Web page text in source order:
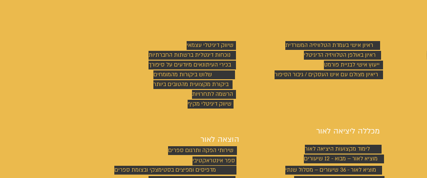
שיווק דיגיטלי עצמאי
נוכחות דיגטלית ברשתות החברתיות
בכירי העיתונאים מיודעים על סיפורך
שלוש ביקורות מהמומחים
ראיון אישי בעמדת הטלוויזיה המשרדית
ראיון באולפן הטלוויזיה הדיגיטלי
ייעוץ אישי לבניית פורמט
ריאיון מצולם עם איש העסקים / גיבור הסיפור
ביקורת מקצועית מהטובים ביותר
הרשמה לתחרויות
שיווק דיגיטלי מקיף
הוצאה לאור
שירותי הפקה ותרגום ספרים
ספר אינטראקטיבי
מדפיסים ומפיצים בסטימצקי ובצומת ספרים
מכללה ליציאה לאור
לימוד מקצועות היציאה לאור
מוציא לאור – מבוא - 12 שיעורים
מוציא לאור - 36 שיעורים – מסלול שנתי